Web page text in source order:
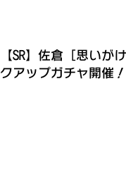
【SR】佐倉［思いが
クアップガチャ開催！